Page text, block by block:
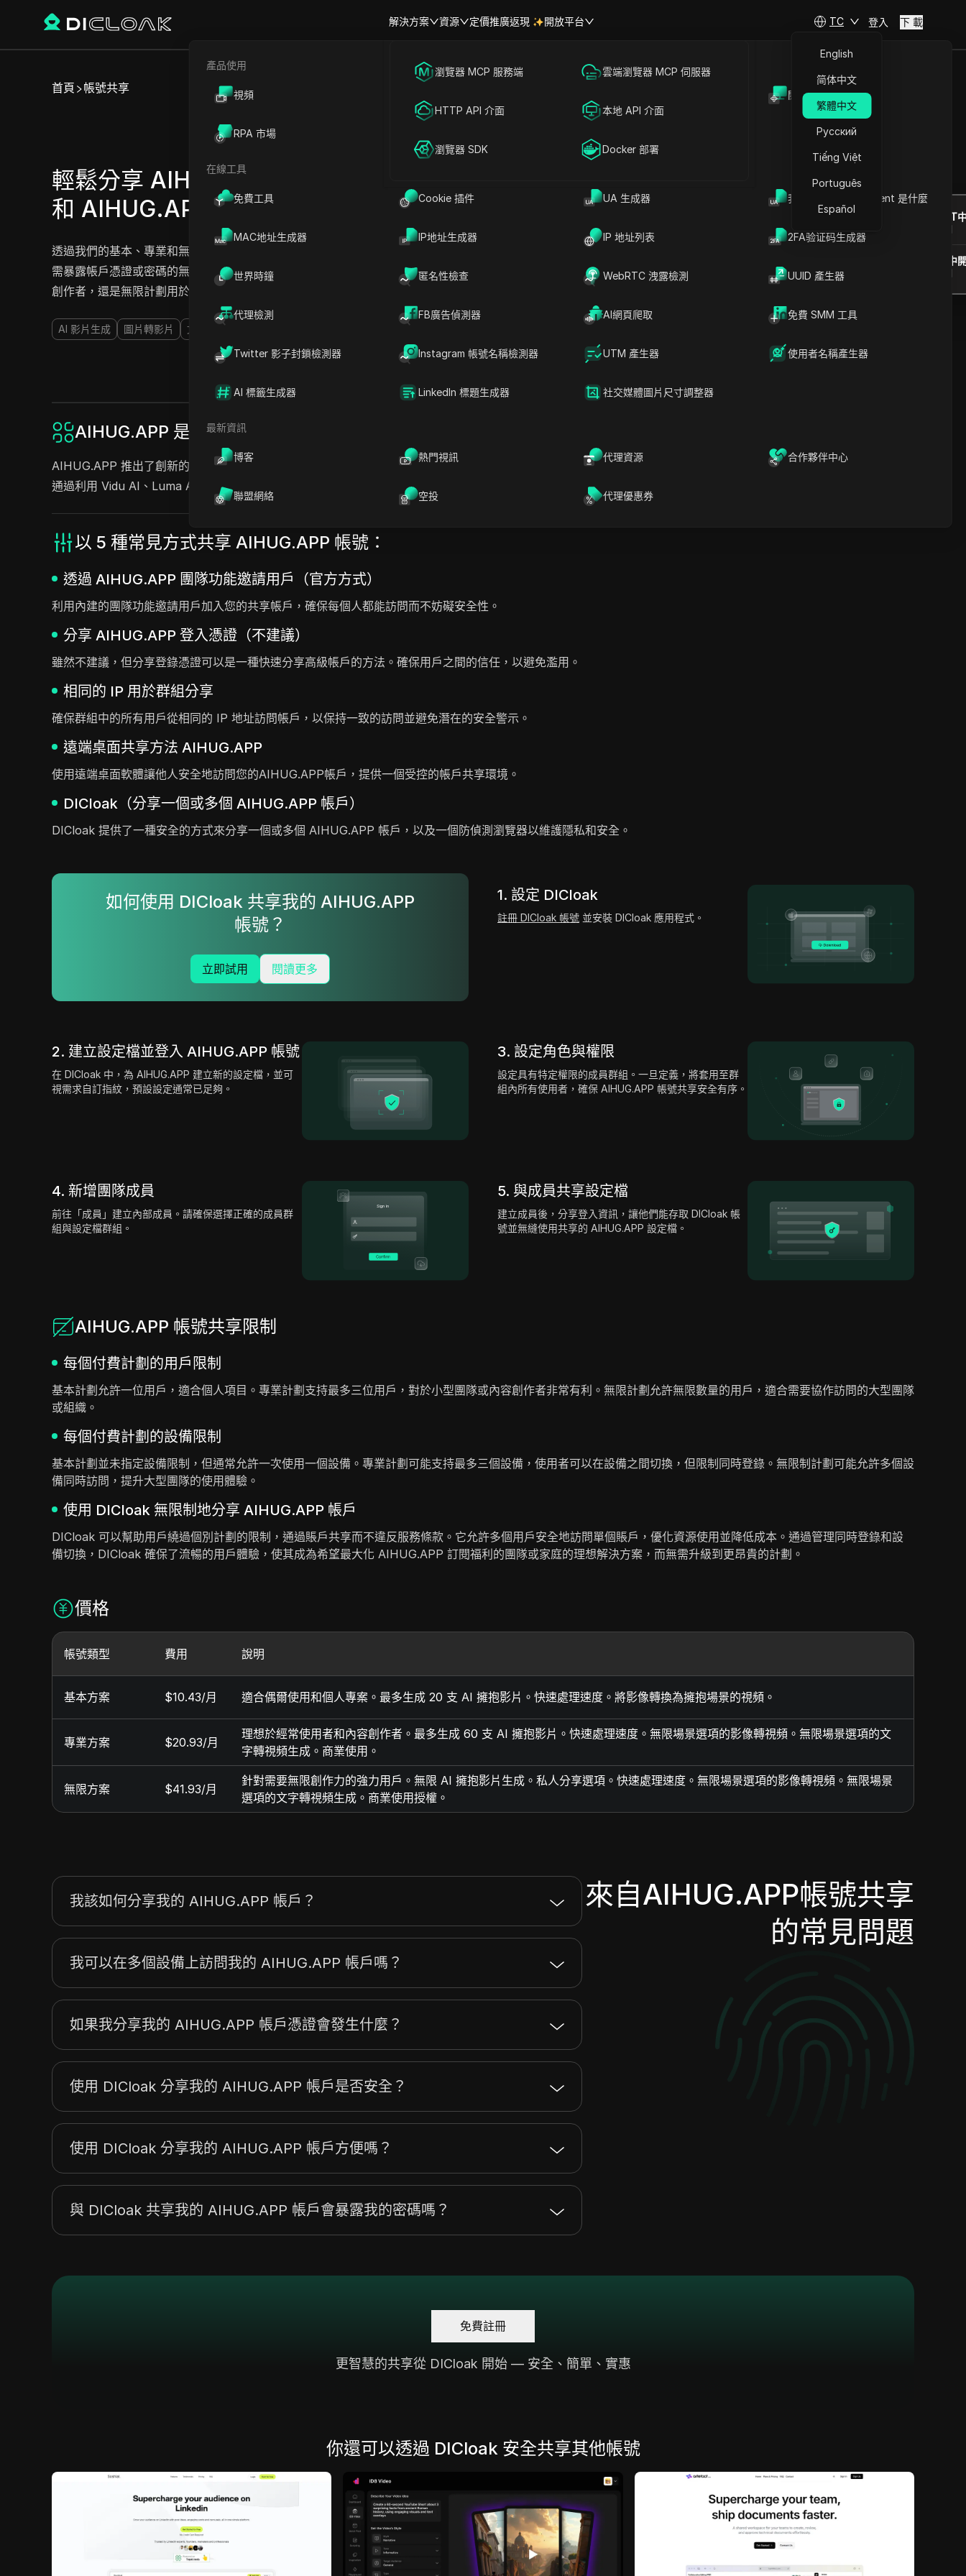
解決方案
海外社媒營銷
廣告投放
帳號共享
資源
產品使用
視頻 開放API
RPA 市場
在線工具
免費工具 Cookie 插件 UA 生成器 我的瀏覽器 User Agent 是什麼
MAC地址生成器 IP地址生成器 IP 地址列表 2FA验证码生成器
世界時鐘 匿名性檢查 WebRTC 洩露檢測 UUID 產生器
代理檢測 FB廣告偵測器 AI網頁爬取 免費 SMM 工具
Twitter 影子封鎖檢測器 Instagram 帳號名稱檢測器 UTM 產生器 使用者名稱產生器
AI 標籤生成器 LinkedIn 標題生成器 社交媒體圖片尺寸調整器
最新資訊
博客 熱門視訊 代理資源 合作夥伴中心
聯盟網絡 空投 代理優惠券
定價推廣返現 開放平台
瀏覽器 MCP 服務端 雲端瀏覽器 MCP 伺服器
HTTP API 介面 本地 API 介面
瀏覽器 SDK Docker 部署
TC
English
简体中文
繁體中文
Русский
Tiếng Việt
Português
Español
登入 下 載
首頁 帳號共享
輕鬆共享 AIHUG.APP 帳號
輕鬆分享 AIHUG.APP 基本版、AIHUG.APP 專業版
和 AIHUG.APP 無限版帳戶
透過我們的基本、專業和無限計劃，解鎖 AIHUG.APP 的力量，讓您的帳戶可以在多個設備上共享！享受無
需暴露帳戶憑證或密碼的無縫訪問 AI 擁抱視頻生成。無論您選擇基本計劃用於個人項目、專業計劃用於內容
創作者，還是無限計劃用於無限創意，共享從未如此簡單。今天就開始與 AIHUG.APP 進行協作和創作吧！
AI 影片生成 圖片轉影片 文字轉影片 AI短視頻生成器
在ChatGPT
在Claude中
AIHUG.APP 是什麼？
AIHUG.APP 推出了創新的 AI 擁抱視頻生成器，徹底改變了虛擬連接。這款以 AI 驅動的工具，名為 AI 擁抱視頻工作室，允許用戶僅通過兩張圖片創建感人的擁抱視頻。
通過利用 Vidu AI、Luma AI 和 Pixverse AI 等先進技術，它生成針對不同關係和特殊事件量身定制的逼真擁抱動畫。
以 5 種常見方式共享 AIHUG.APP 帳號：
透過 AIHUG.APP 團隊功能邀請用戶（官方方式）
利用內建的團隊功能邀請用戶加入您的共享帳戶，確保每個人都能訪問而不妨礙安全性。
分享 AIHUG.APP 登入憑證（不建議）
雖然不建議，但分享登錄憑證可以是一種快速分享高級帳戶的方法。確保用戶之間的信任，以避免濫用。
相同的 IP 用於群組分享
確保群組中的所有用戶從相同的 IP 地址訪問帳戶，以保持一致的訪問並避免潛在的安全警示。
遠端桌面共享方法 AIHUG.APP
使用遠端桌面軟體讓他人安全地訪問您的AIHUG.APP帳戶，提供一個受控的帳戶共享環境。
DICloak（分享一個或多個 AIHUG.APP 帳戶）
DICloak 提供了一種安全的方式來分享一個或多個 AIHUG.APP 帳戶，以及一個防偵測瀏覽器以維護隱私和安全。
如何使用 DICloak 共享我的 AIHUG.APP
帳號？
立即試用 閱讀更多
1. 設定 DICloak
註冊 DICloak 帳號 並安裝 DICloak 應用程式。
2. 建立設定檔並登入 AIHUG.APP 帳號
在 DICloak 中，為 AIHUG.APP 建立新的設定檔，並可
視需求自訂指紋，預設設定通常已足夠。
3. 設定角色與權限
設定具有特定權限的成員群組。一旦定義，將套用至群
組內所有使用者，確保 AIHUG.APP 帳號共享安全有序。
4. 新增團隊成員
前往「成員」建立內部成員。請確保選擇正確的成員群
組與設定檔群組。
5. 與成員共享設定檔
建立成員後，分享登入資訊，讓他們能存取 DICloak 帳
號並無縫使用共享的 AIHUG.APP 設定檔。
AIHUG.APP 帳號共享限制
每個付費計劃的用戶限制
基本計劃允許一位用戶，適合個人項目。專業計劃支持最多三位用戶，對於小型團隊或內容創作者非常有利。無限計劃允許無限數量的用戶，適合需要協作訪問的大型團隊
或組織。
每個付費計劃的設備限制
基本計劃並未指定設備限制，但通常允許一次使用一個設備。專業計劃可能支持最多三個設備，使用者可以在設備之間切換，但限制同時登錄。無限制計劃可能允許多個設
備同時訪問，提升大型團隊的使用體驗。
使用 DICloak 無限制地分享 AIHUG.APP 帳戶
DICloak 可以幫助用戶繞過個別計劃的限制，通過賬戶共享而不違反服務條款。它允許多個用戶安全地訪問單個賬戶，優化資源使用並降低成本。通過管理同時登錄和設
備切換，DICloak 確保了流暢的用戶體驗，使其成為希望最大化 AIHUG.APP 訂閱福利的團隊或家庭的理想解決方案，而無需升級到更昂貴的計劃。
價格
帳號類型 費用 說明
基本方案 $10.43/月 適合偶爾使用和個人專案。最多生成 20 支 AI 擁抱影片。快速處理速度。將影像轉換為擁抱場景的視頻。
專業方案 $20.93/月
理想於經常使用者和內容創作者。最多生成 60 支 AI 擁抱影片。快速處理速度。無限場景選項的影像轉視頻。無限場景選項的文
字轉視頻生成。商業使用。
無限方案 $41.93/月
針對需要無限創作力的強力用戶。無限 AI 擁抱影片生成。私人分享選項。快速處理速度。無限場景選項的影像轉視頻。無限場景
選項的文字轉視頻生成。商業使用授權。
來自AIHUG.APP帳號共享
的常見問題
我該如何分享我的 AIHUG.APP 帳戶？
我可以在多個設備上訪問我的 AIHUG.APP 帳戶嗎？
如果我分享我的 AIHUG.APP 帳戶憑證會發生什麼？
使用 DICloak 分享我的 AIHUG.APP 帳戶是否安全？
使用 DICloak 分享我的 AIHUG.APP 帳戶方便嗎？
與 DICloak 共享我的 AIHUG.APP 帳戶會暴露我的密碼嗎？
免費註冊
更智慧的共享從 DICloak 開始 — 安全、簡單、實惠
你還可以透過 DICloak 安全共享其他帳號